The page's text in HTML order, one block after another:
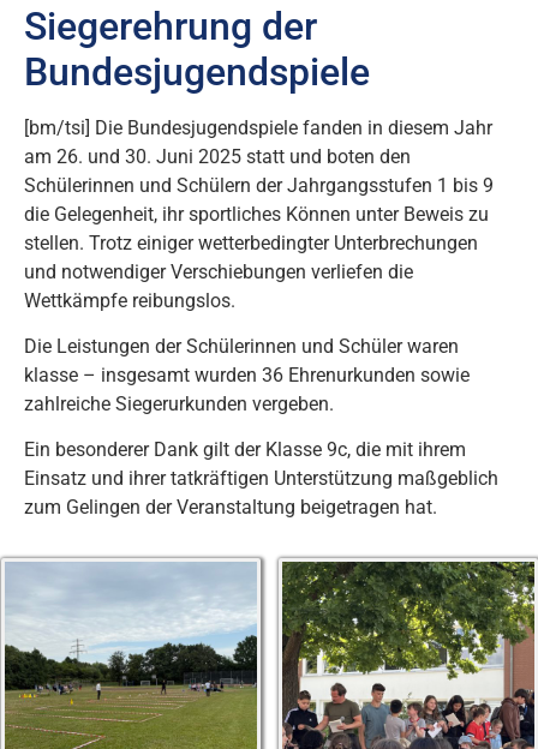
Siegerehrung der
Bundesjugendspiele
[bm/tsi] Die Bundesjugendspiele fanden in diesem Jahr
am 26. und 30. Juni 2025 statt und boten den
Schülerinnen und Schülern der Jahrgangsstufen 1 bis 9
die Gelegenheit, ihr sportliches Können unter Beweis zu
stellen. Trotz einiger wetterbedingter Unterbrechungen
und notwendiger Verschiebungen verliefen die
Wettkämpfe reibungslos.
Die Leistungen der Schülerinnen und Schüler waren
klasse – insgesamt wurden 36 Ehrenurkunden sowie
zahlreiche Siegerurkunden vergeben.
Ein besonderer Dank gilt der Klasse 9c, die mit ihrem
Einsatz und ihrer tatkräftigen Unterstützung maßgeblich
zum Gelingen der Veranstaltung beigetragen hat.